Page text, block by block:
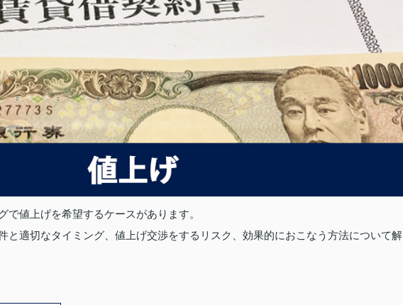
で値上げを希望するケースがあります。
と適切なタイミング、値上げ交渉をするリスク、効果的におこなう方法について解